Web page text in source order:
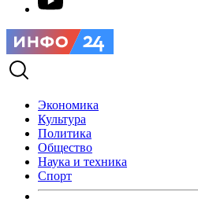
Экономика
Культура
Политика
Общество
Наука и техника
Спорт